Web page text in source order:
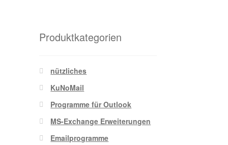
Produktkategorien
nützliches
KuNoMail
Programme für Outlook
MS-Exchange Erweiterungen
Emailprogramme